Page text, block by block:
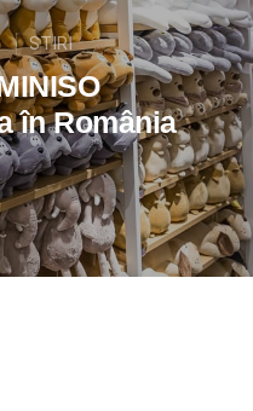
STIRI
în România